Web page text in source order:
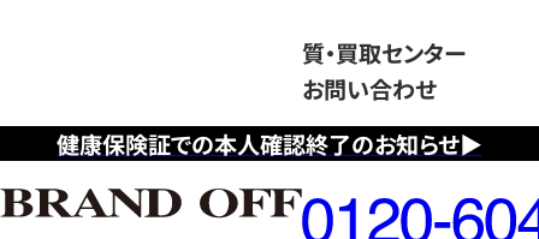
健康保険証での本人確認終了のお知らせ▶
質・買取センター
お問い合わせ
フ
リ
ー